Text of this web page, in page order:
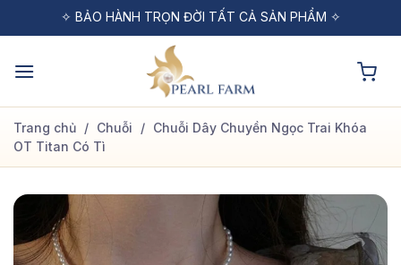
qua
dung
✧ BẢO HÀNH TRỌN ĐỜI TẤT CẢ SẢN PHẨM ✧
✧ MIỄN PHÍ VẬN CHUYỂN CHO ĐƠN HÀNG TỪ 1 TRIỆU ✧
✧ ĐỔI TRẢ MIỄN PHÍ TRONG VÒNG 48H ✧
Trang chủ / Chuỗi / Chuỗi Dây Chuyền Ngọc Trai Khóa
OT Titan Có Tì